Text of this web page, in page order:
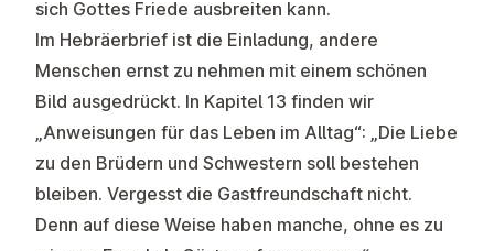
sich Gottes Friede ausbreiten kann.
Im Hebräerbrief ist die Einladung, andere
Menschen ernst zu nehmen mit einem schönen
Bild ausgedrückt. In Kapitel 13 finden wir
„Anweisungen für das Leben im Alltag“: „Die Liebe
zu den Brüdern und Schwestern soll bestehen
bleiben. Vergesst die Gastfreundschaft nicht.
Denn auf diese Weise haben manche, ohne es zu